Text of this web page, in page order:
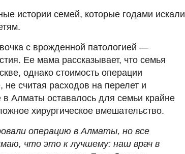
истории семей, которые годами искали
с врожденной патологией —
Ее мама рассказывает, что семья
однако стоимость операции
считая расходов на перелет и
Алматы оставалось для семьи крайне
хирургическое вмешательство.
операцию в Алматы, но все
что это к лучшему: наш врач в